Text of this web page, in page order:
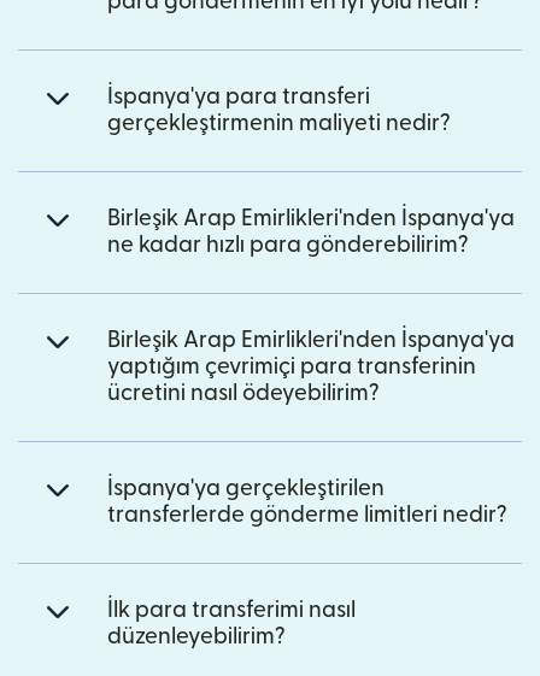
İspanya'ya para transferi
gerçekleştirmenin maliyeti nedir?
Birleşik Arap Emirlikleri'nden İspanya'ya
ne kadar hızlı para gönderebilirim?
Birleşik Arap Emirlikleri'nden İspanya'ya
yaptığım çevrimiçi para transferinin
ücretini nasıl ödeyebilirim?
İspanya'ya gerçekleştirilen
transferlerde gönderme limitleri nedir?
İlk para transferimi nasıl
düzenleyebilirim?